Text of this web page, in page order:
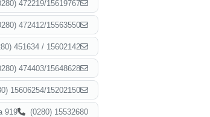
472219/15619767
472412/15563550
451634 / 15602142
474403/15648628
15606254/15202150
919 (0280) 15532680